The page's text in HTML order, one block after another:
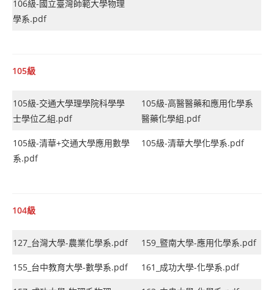
106級-國立臺灣師範大學物理
學系.pdf
105級
105級-交通大學理學院科學學
士學位乙組.pdf
105級-高醫醫藥和應用化學系
醫藥化學組.pdf
105級-清華+交通大學應用數學
系.pdf
105級-清華大學化學系.pdf
104級
127_台灣大學-農業化學系.pdf 159_暨南大學-應用化學系.pdf
155_台中教育大學-數學系.pdf 161_成功大學-化學系.pdf